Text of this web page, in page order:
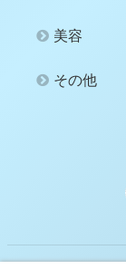
美容
その他